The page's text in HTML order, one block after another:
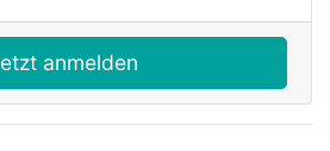
anmelden